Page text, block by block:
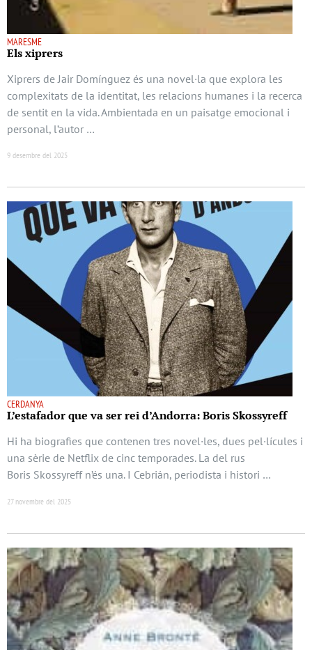
MARESME
Els xiprers
Xiprers de Jair Domínguez és una novel·la que explora les
complexitats de la identitat, les relacions humanes i la recerca
de sentit en la vida. Ambientada en un paisatge emocional i
personal, l’autor …
9 desembre del 2025
CERDANYA
L’estafador que va ser rei d’Andorra: Boris Skossyreff
Hi ha biografies que contenen tres novel·les, dues pel·lícules i
una sèrie de Netflix de cinc temporades. La del rus
Boris Skossyreff n’és una. I Cebrián, periodista i histori …
27 novembre del 2025